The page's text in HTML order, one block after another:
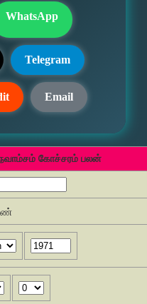
WhatsApp
Telegram
Email
நவாம்சம் கோச்சரம் பலன்